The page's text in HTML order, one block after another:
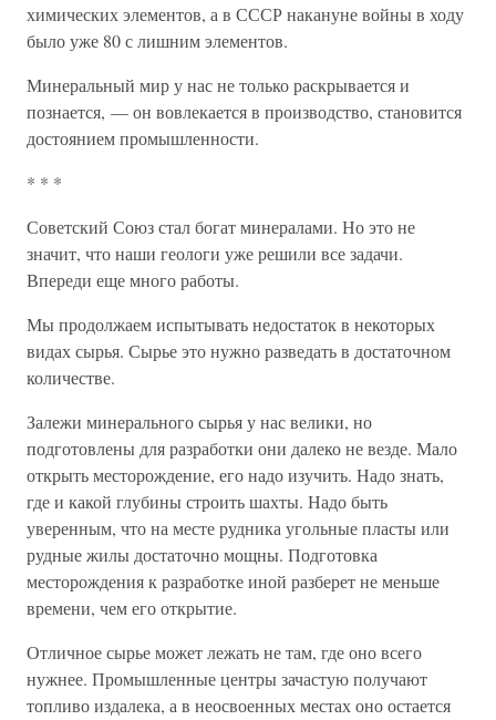
химических элементов, а в СССР накануне войны в ходу
было уже 80 с лишним элементов.
Минеральный мир у нас не только раскрывается и
познается, — он вовлекается в производство, становится
достоянием промышленности.
* * *
Советский Союз стал богат минералами. Но это не
значит, что наши геологи уже решили все задачи.
Впереди еще много работы.
Мы продолжаем испытывать недостаток в некоторых
видах сырья. Сырье это нужно разведать в достаточном
количестве.
Залежи минерального сырья у нас велики, но
подготовлены для разработки они далеко не везде. Мало
открыть месторождение, его надо изучить. Надо знать,
где и какой глубины строить шахты. Надо быть
уверенным, что на месте рудника угольные пласты или
рудные жилы достаточно мощны. Подготовка
месторождения к разработке иной разберет не меньше
времени, чем его открытие.
Отличное сырье может лежать не там, где оно всего
нужнее. Промышленные центры зачастую получают
топливо издалека, а в неосвоенных местах оно остается